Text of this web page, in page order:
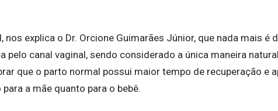
nos explica o Dr. Orcione Guimarães Júnior, que nada mais é
pelo canal vaginal, sendo considerado a única maneira
que o parto normal possui maior tempo de recuperação e
a mãe quanto para o bebê.